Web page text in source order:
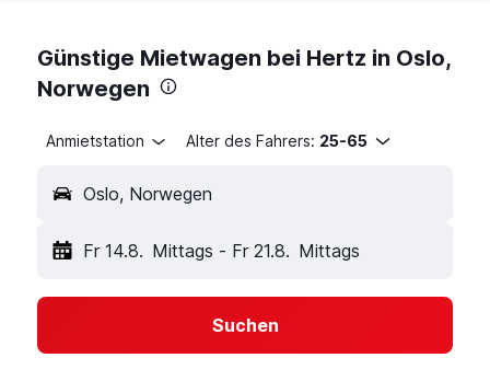
Günstige Mietwagen bei Hertz in Oslo,
Norwegen
Anmietstation Alter des Fahrers: 25-65
Oslo, Norwegen
Fr 14.8. Mittags - Fr 21.8. Mittags
Suchen